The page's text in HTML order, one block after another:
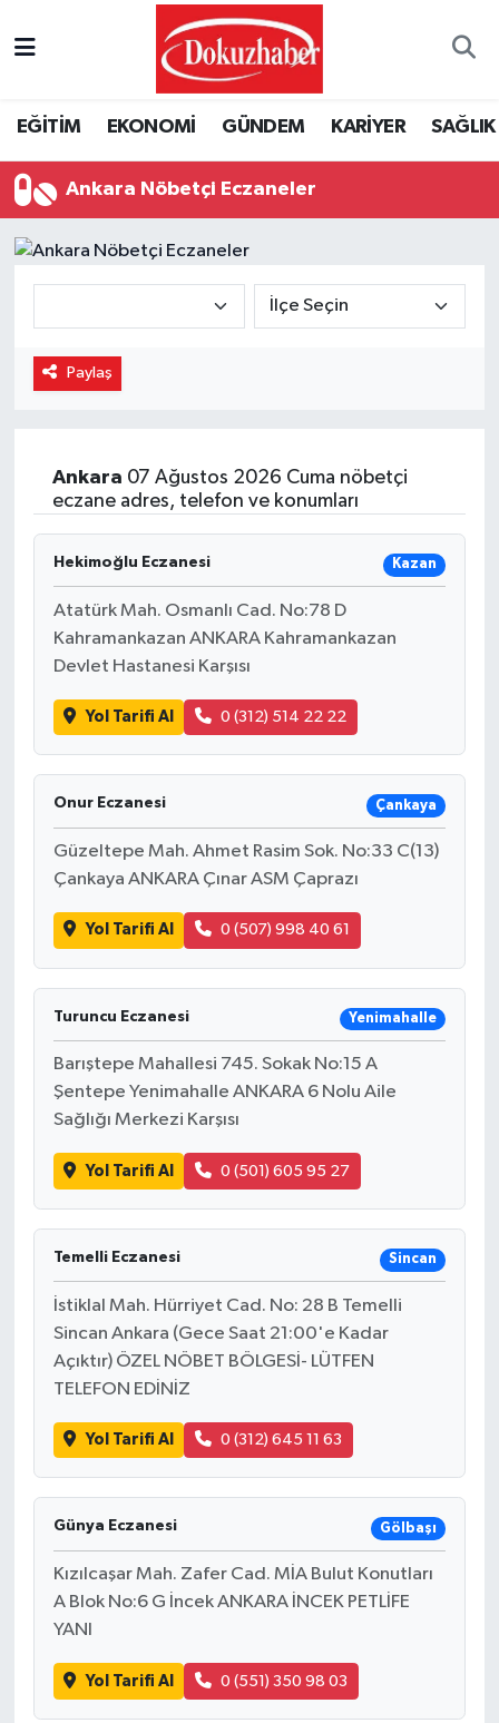
EĞİTİM EKONOMİ GÜNDEM KARİYER SAĞLIK
Ankara Nöbetçi Eczaneler
Paylaş
Ankara 07 Ağustos 2026 Cuma nöbetçi
eczane adres, telefon ve konumları
Hekimoğlu Eczanesi Kazan
Atatürk Mah. Osmanlı Cad. No:78 D
Kahramankazan ANKARA Kahramankazan
Devlet Hastanesi Karşısı
Yol Tarifi Al 0 (312) 514 22 22
Onur Eczanesi Çankaya
Güzeltepe Mah. Ahmet Rasim Sok. No:33 C(13)
Çankaya ANKARA Çınar ASM Çaprazı
Yol Tarifi Al 0 (507) 998 40 61
Turuncu Eczanesi Yenimahalle
Barıştepe Mahallesi 745. Sokak No:15 A
Şentepe Yenimahalle ANKARA 6 Nolu Aile
Sağlığı Merkezi Karşısı
Yol Tarifi Al 0 (501) 605 95 27
Temelli Eczanesi Sincan
İstiklal Mah. Hürriyet Cad. No: 28 B Temelli
Sincan Ankara (Gece Saat 21:00'e Kadar
Açıktır) ÖZEL NÖBET BÖLGESİ- LÜTFEN
TELEFON EDİNİZ
Yol Tarifi Al 0 (312) 645 11 63
Günya Eczanesi Gölbaşı
Kızılcaşar Mah. Zafer Cad. MİA Bulut Konutları
A Blok No:6 G İncek ANKARA İNCEK PETLİFE
YANI
Yol Tarifi Al 0 (551) 350 98 03
Puan Durumu ve Fikstür
Tüm Manşetler
Son Dakika Haberleri
Haber Arşivi